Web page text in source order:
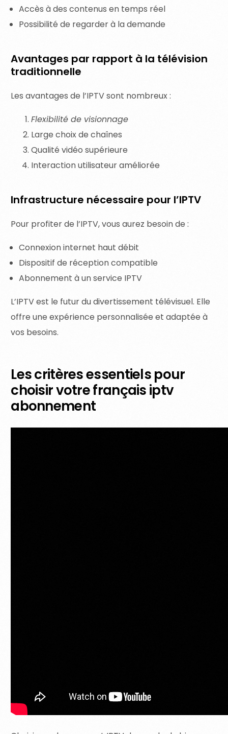
Accès à des contenus en temps réel
Possibilité de regarder à la demande
Avantages par rapport à la télévision
traditionnelle
Les avantages de l’IPTV sont nombreux :
Flexibilité de visionnage
Large choix de chaînes
Qualité vidéo supérieure
Interaction utilisateur améliorée
Infrastructure nécessaire pour l’IPTV
Pour profiter de l’IPTV, vous aurez besoin de :
Connexion internet haut débit
Dispositif de réception compatible
Abonnement à un service IPTV
L’IPTV est le futur du divertissement télévisuel. Elle
offre une expérience personnalisée et adaptée à
vos besoins.
Les critères essentiels pour
choisir votre français iptv
abonnement